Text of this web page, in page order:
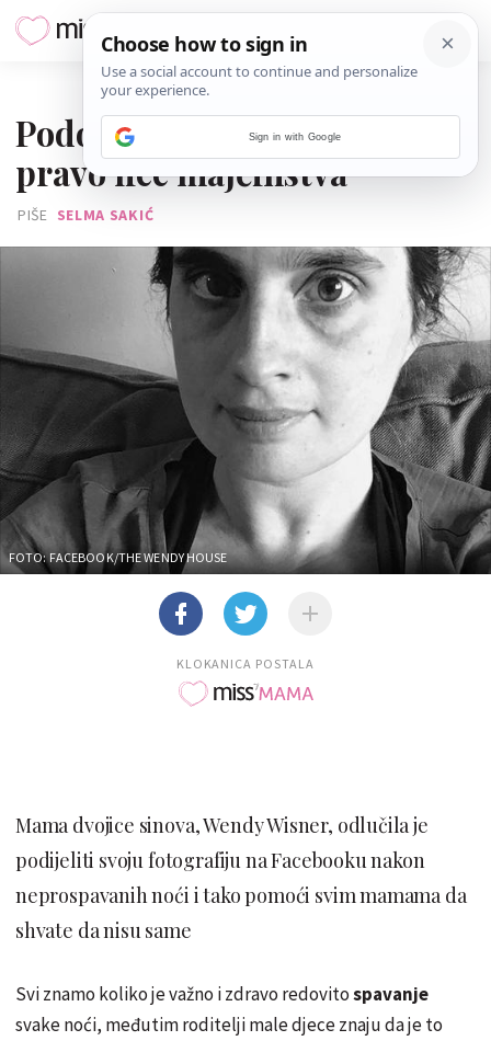
Podočnjaci i neispavanost:
pravo lice majčinstva
PIŠE SELMA SAKIĆ
FOTO: FACEBOOK/THE WENDY HOUSE
KLOKANICA POSTALA
Mama dvojice sinova, Wendy Wisner, odlučila je
podijeliti svoju fotografiju na Facebooku nakon
neprospavanih noći i tako pomoći svim mamama da
shvate da nisu same
Svi znamo koliko je važno i zdravo redovitospavanje
svake noći, međutim roditelji male djece znaju da je to
Sign in with Google